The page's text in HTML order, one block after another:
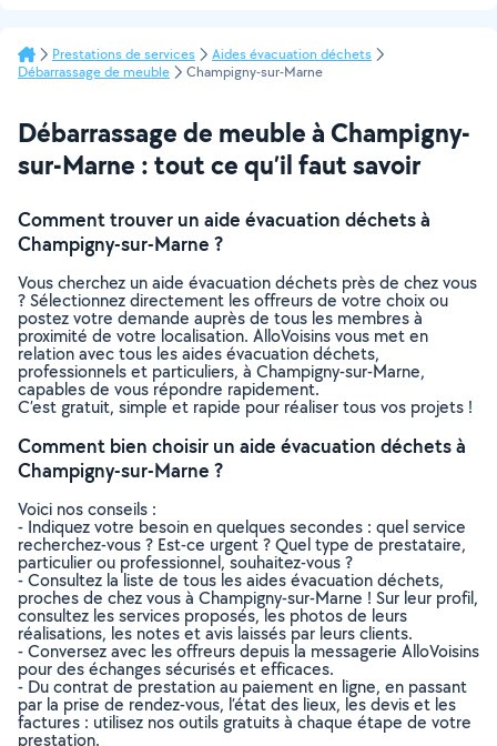
Prestations de services
Aides évacuation déchets
Débarrassage de meuble
Champigny-sur-Marne
Débarrassage de meuble à Champigny-
sur-Marne : tout ce qu’il faut savoir
Comment trouver un aide évacuation déchets à
Champigny-sur-Marne ?
Vous cherchez un aide évacuation déchets près de chez vous
? Sélectionnez directement les offreurs de votre choix ou
postez votre demande auprès de tous les membres à
proximité de votre localisation. AlloVoisins vous met en
relation avec tous les aides évacuation déchets,
professionnels et particuliers, à Champigny-sur-Marne,
capables de vous répondre rapidement.
C’est gratuit, simple et rapide pour réaliser tous vos projets !
Comment bien choisir un aide évacuation déchets à
Champigny-sur-Marne ?
Voici nos conseils :
- Indiquez votre besoin en quelques secondes : quel service
recherchez-vous ? Est-ce urgent ? Quel type de prestataire,
particulier ou professionnel, souhaitez-vous ?
- Consultez la liste de tous les aides évacuation déchets,
proches de chez vous à Champigny-sur-Marne ! Sur leur profil,
consultez les services proposés, les photos de leurs
réalisations, les notes et avis laissés par leurs clients.
- Conversez avec les offreurs depuis la messagerie AlloVoisins
pour des échanges sécurisés et efficaces.
- Du contrat de prestation au paiement en ligne, en passant
par la prise de rendez-vous, l’état des lieux, les devis et les
factures : utilisez nos outils gratuits à chaque étape de votre
prestation.